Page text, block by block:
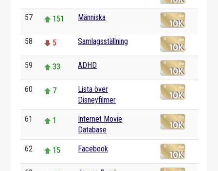
57 151 Människa
58 5 Samlagsställning
59 33 ADHD
60 7
Lista över
Disneyfilmer
61 1
Internet Movie
Database
62 15 Facebook